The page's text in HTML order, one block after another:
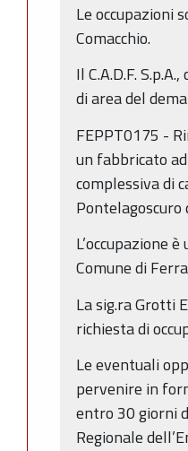
Le occupazioni
Comacchio.
Il C.A.D.F.
di area del
FEPPT0175 -
un fabbricato
complessiva di
Pontelagoscuro
L’occupazione
Comune di
La sig.ra Grotti
richiesta di
Le eventuali
pervenire in
entro 30 giorni
Regionale